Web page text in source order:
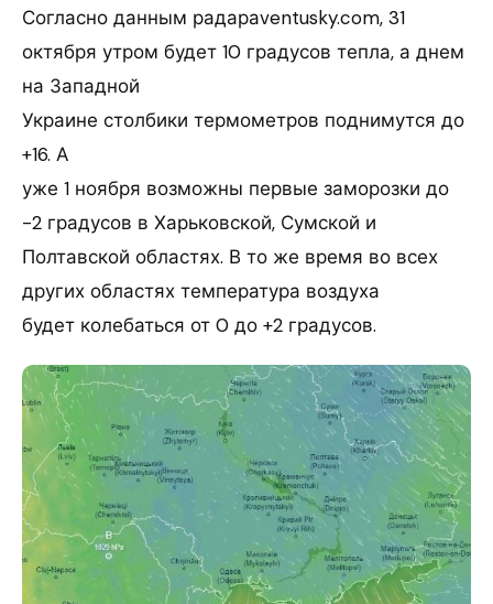
Согласно данным радараventusky.com, 31
октября утром будет 10 градусов тепла, а днем
на Западной
Украине столбики термометров поднимутся до
+16. А
уже 1 ноября возможны первые заморозки до
-2 градусов в Харьковской, Сумской и
Полтавской областях. В то же время во всех
других областях температура воздуха
будет колебаться от 0 до +2 градусов.